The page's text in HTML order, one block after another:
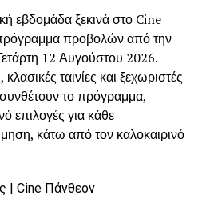
αποδεικνύει ότι ο Δήμος Αγίας
μόνο στο να δέχεται
Παρά τις δικές του
την οργάνωση, τον
βούληση να συνδράμει άλλους
το απαιτούν.
Αυτοδιοίκηση είναι
Βαρβάρας γνωρίζει να
εβδομάδα ξεκινά στο Cine
προβολών από την
12 Αυγούστου 2026.
ταινίες και ξεχωριστές
συνθέτουν το πρόγραμμα,
επιλογές για κάθε
κάτω από τον καλοκαιρινό
| Cine Πάνθεον